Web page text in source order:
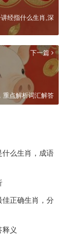
经指什么生肖,深
下一篇
重点解析词汇解答
么生肖，成语
正确生肖，分
义